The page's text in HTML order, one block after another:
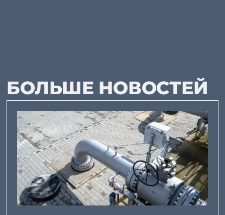
БОЛЬШЕ НОВОСТЕЙ